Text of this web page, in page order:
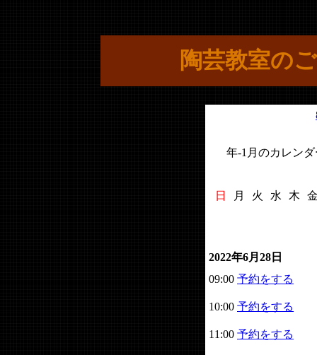
陶芸教室の
年-1月のカレンダ
日 月 火 水 木
2022年6月28日
09:00 予約をする
10:00 予約をする
11:00 予約をする